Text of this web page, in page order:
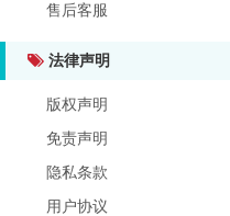
售后客服
法律声明
版权声明
免责声明
隐私条款
用户协议